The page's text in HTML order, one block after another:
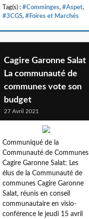
Tag(s) : #Comminges, #Aspet,
#3CGS, #Foires et Marchés
Cagire Garonne Salat
La communauté de
communes vote son
budget
27 Avril 2021
Communiqué de la
Communauté de Communes
Cagire Garonne Salat: Les
élus de la Communauté de
communes Cagire Garonne
Salat, réunis en conseil
communautaire en visio-
conférence le jeudi 15 avril